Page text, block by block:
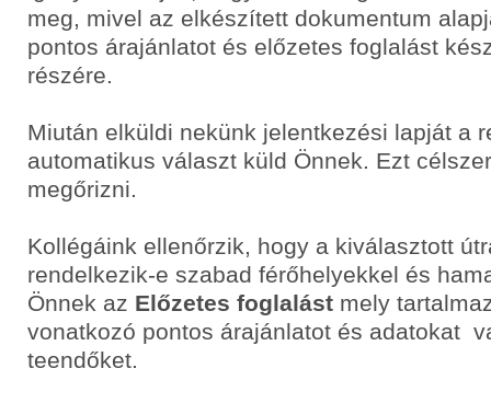
meg, mivel az elkészített dokumentum
pontos árajánlatot és előzetes foglalást
részére.
Miután elküldi nekünk jelentkezési lapját a
automatikus választ küld Önnek. Ezt
megőrizni.
Kollégáink ellenőrzik, hogy a kiválasztott
rendelkezik-e szabad férőhelyekkel és
Önnek az Előzetes foglalást mely
vonatkozó pontos árajánlatot és adatokat
teendőket.